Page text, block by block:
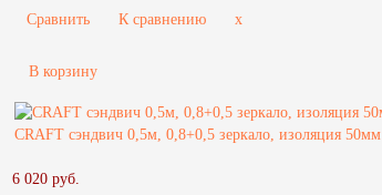
Сравнить К сравнению x
В корзину
CRAFT сэндвич 0,5м, 0,8+0,5 зеркало, изоляция 50мм
6 020 руб.